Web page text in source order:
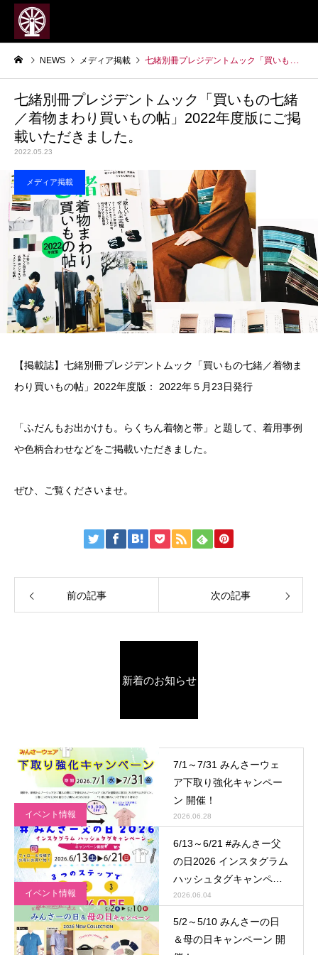
NEWS メディア掲載 七緒別冊プレジデントムック「買いもの七緒／着物まわり買いもの帖」2022年度版にご掲載いただきました。
七緒別冊プレジデントムック「買いもの七緒
／着物まわり買いもの帖」2022年度版にご掲
載いただきました。
2022.05.23
メディア掲載
【掲載誌】七緒別冊プレジデントムック「買いもの七緒／着物ま
わり買いもの帖」2022年度版： 2022年５月23日発行
「ふだんもお出かけも。らくちん着物と帯」と題して、着用事例
や色柄合わせなどをご掲載いただきました。
ぜひ、ご覧くださいませ。
前の記事 次の記事
新着のお知らせ
イベント情報
7/1～7/31 みんさーウェ
ア下取り強化キャンペー
ン 開催！
2026.06.28
イベント情報
6/13～6/21 #みんさー父
の日2026 インスタグラム
ハッシュタグキャンペー
ン 開催！
2026.06.04
5/2～5/10 みんさーの日
＆母の日キャンペーン 開